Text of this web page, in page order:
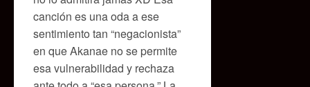
canción es una oda a ese
sentimiento tan “negacionista”
en que Akanae no se permite
esa vulnerabilidad y rechaza